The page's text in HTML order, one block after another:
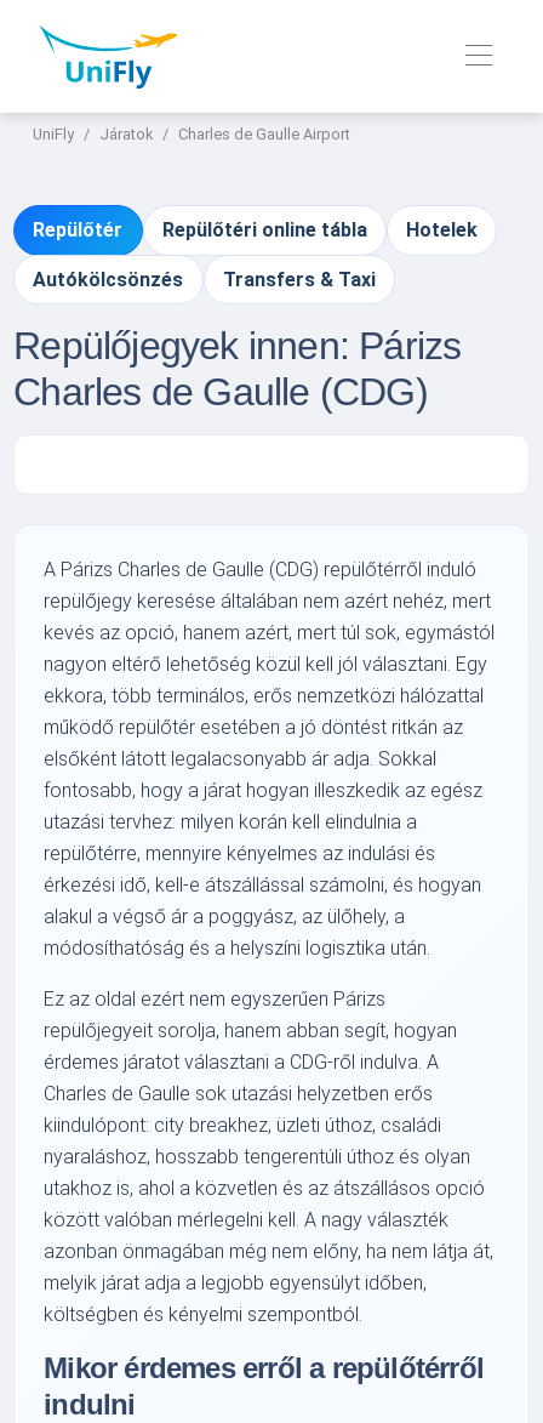
UniFly Járatok Charles de Gaulle Airport
Repülőtér Repülőtéri online tábla Hotelek
Autókölcsönzés Transfers & Taxi
Repülőjegyek innen: Párizs
Charles de Gaulle (CDG)
A Párizs Charles de Gaulle (CDG) repülőtérről induló
repülőjegy keresése általában nem azért nehéz, mert
kevés az opció, hanem azért, mert túl sok, egymástól
nagyon eltérő lehetőség közül kell jól választani. Egy
ekkora, több terminálos, erős nemzetközi hálózattal
működő repülőtér esetében a jó döntést ritkán az
elsőként látott legalacsonyabb ár adja. Sokkal
fontosabb, hogy a járat hogyan illeszkedik az egész
utazási tervhez: milyen korán kell elindulnia a
repülőtérre, mennyire kényelmes az indulási és
érkezési idő, kell-e átszállással számolni, és hogyan
alakul a végső ár a poggyász, az ülőhely, a
módosíthatóság és a helyszíni logisztika után.
Ez az oldal ezért nem egyszerűen Párizs
repülőjegyeit sorolja, hanem abban segít, hogyan
érdemes járatot választani a CDG-ről indulva. A
Charles de Gaulle sok utazási helyzetben erős
kiindulópont: city breakhez, üzleti úthoz, családi
nyaraláshoz, hosszabb tengerentúli úthoz és olyan
utakhoz is, ahol a közvetlen és az átszállásos opció
között valóban mérlegelni kell. A nagy választék
azonban önmagában még nem előny, ha nem látja át,
melyik járat adja a legjobb egyensúlyt időben,
költségben és kényelmi szempontból.
Mikor érdemes erről a repülőtérről
indulni